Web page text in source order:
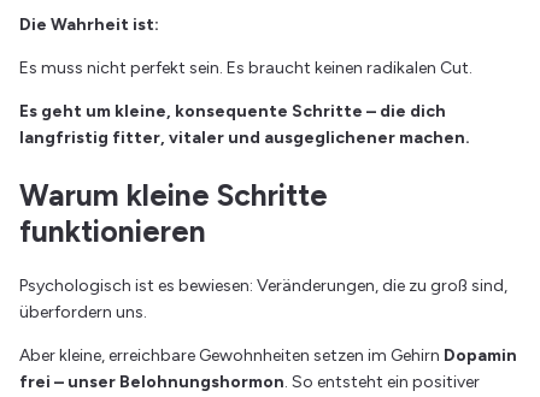
Die Wahrheit ist:
Es muss nicht perfekt sein. Es braucht keinen radikalen Cut.
Es geht um kleine, konsequente Schritte – die dich
langfristig fitter, vitaler und ausgeglichener machen.
Warum kleine Schritte
funktionieren
Psychologisch ist es bewiesen: Veränderungen, die zu groß sind,
überfordern uns.
Aber kleine, erreichbare Gewohnheiten setzen im Gehirn Dopamin
frei – unser Belohnungshormon. So entsteht ein positiver